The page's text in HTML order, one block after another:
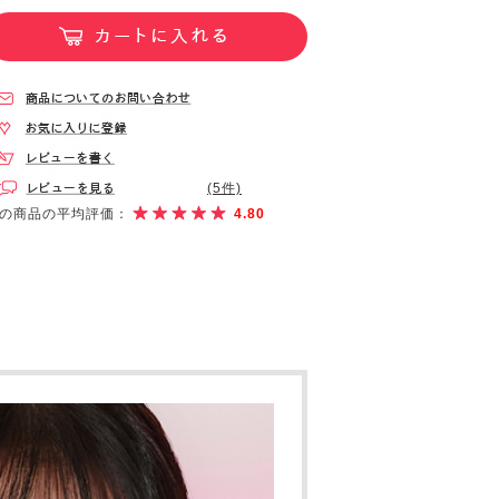
(5件)
商品の平均評価：
4.80